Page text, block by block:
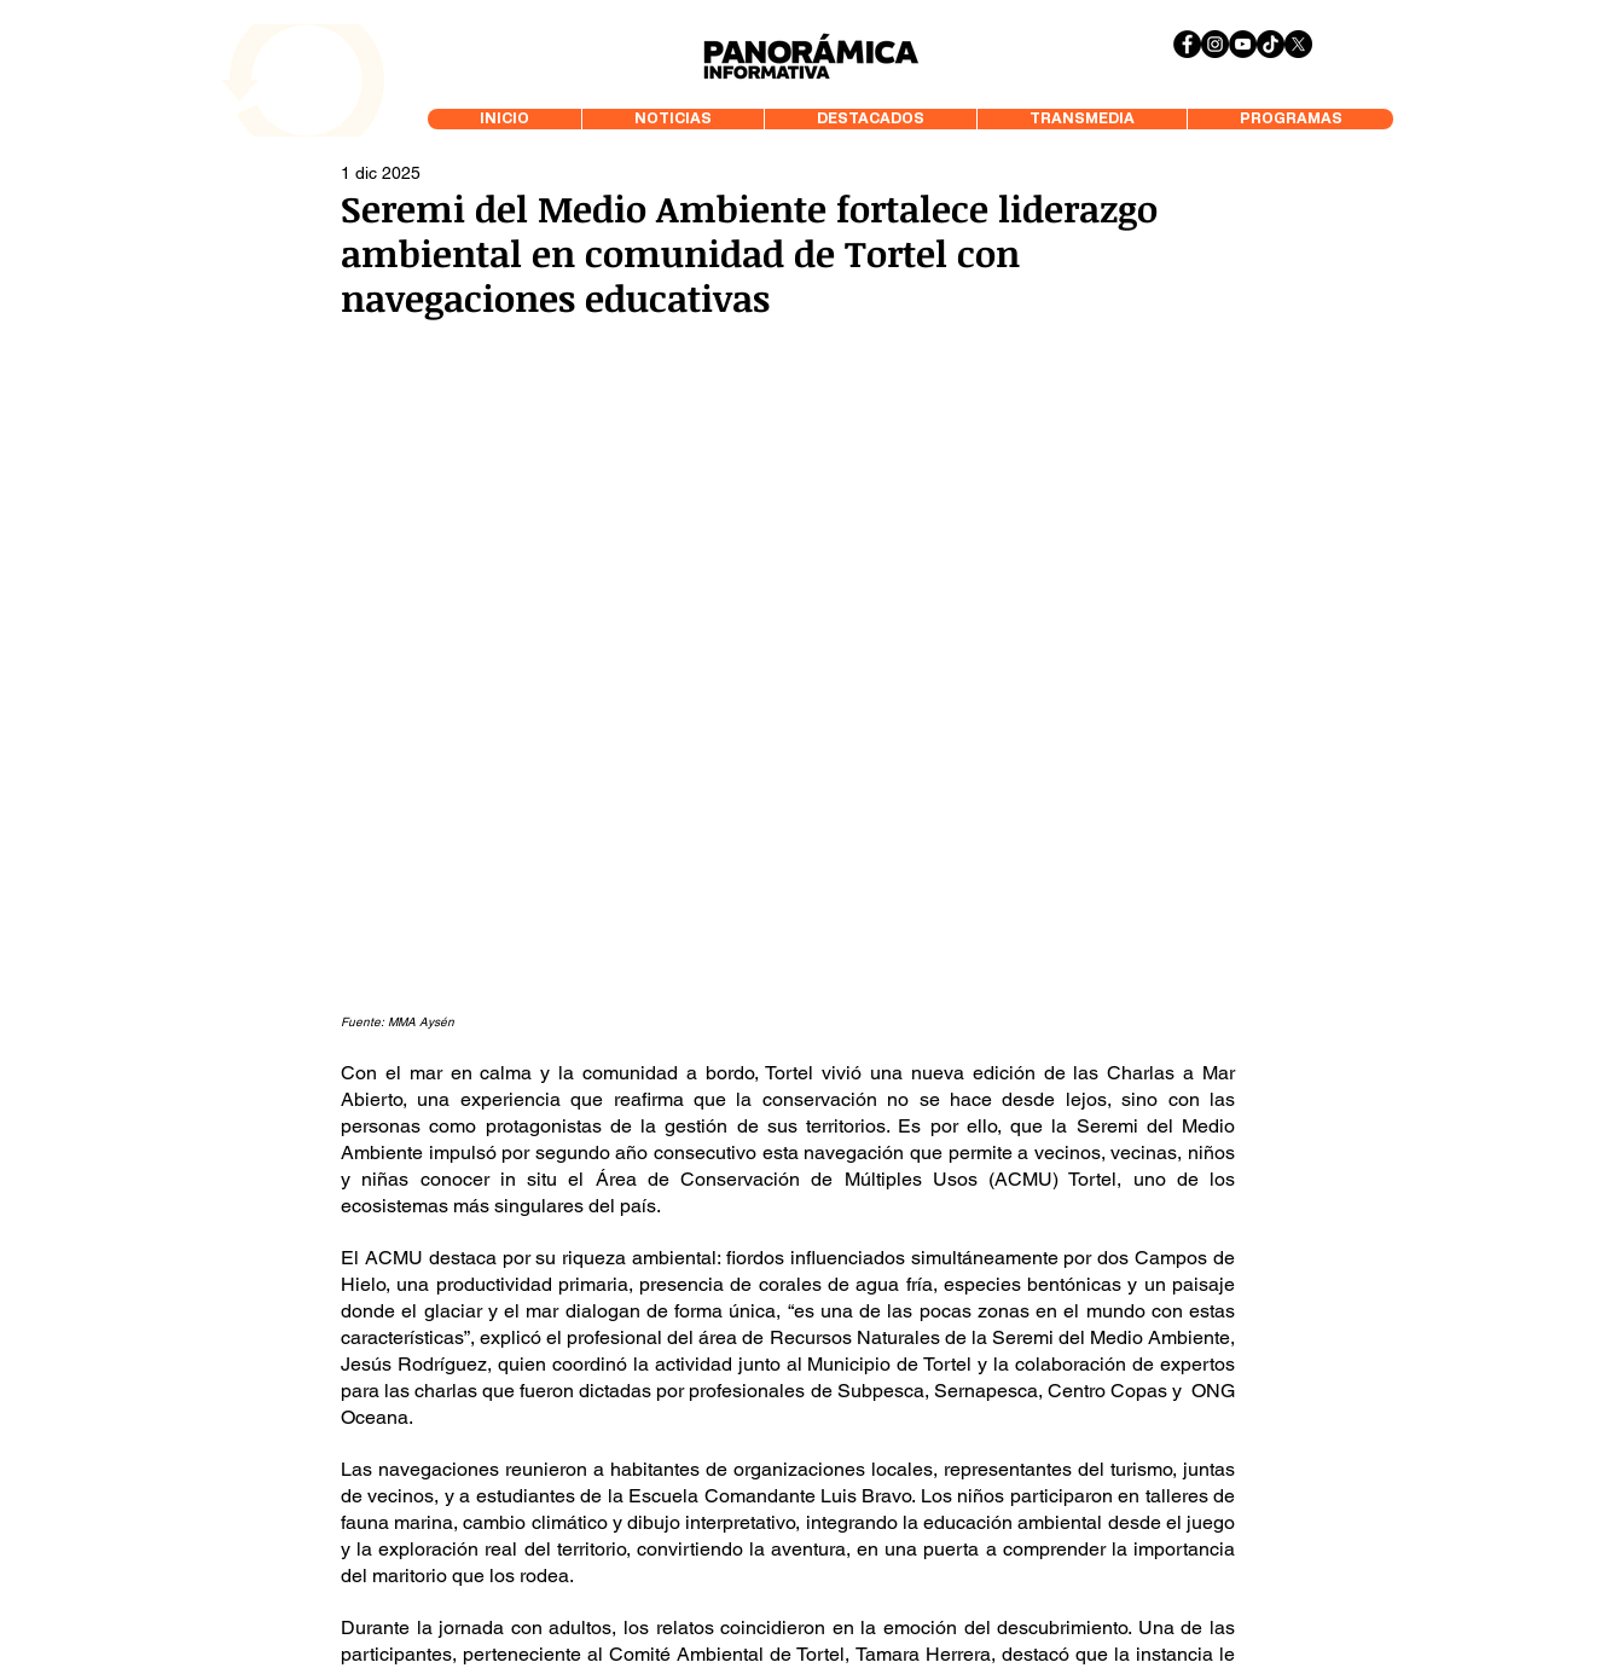
INICIO NOTICIAS DESTACADOS TRANSMEDIA PROGRAMAS
Seremi del Medio Ambiente fortalece liderazgo
ambiental en comunidad de Tortel con
navegaciones educativas
1 dic 2025
Fuente: MMA Aysén
Con el mar en calma y la comunidad a bordo, Tortel vivió una nueva edición de las Charlas a Mar
Abierto, una experiencia que reafirma que la conservación no se hace desde lejos, sino con las
personas como protagonistas de la gestión de sus territorios. Es por ello, que la Seremi del Medio
Ambiente impulsó por segundo año consecutivo esta navegación que permite a vecinos, vecinas, niños
y niñas conocer in situ el Área de Conservación de Múltiples Usos (ACMU) Tortel, uno de los
ecosistemas más singulares del país.
El ACMU destaca por su riqueza ambiental: fiordos influenciados simultáneamente por dos Campos de
Hielo, una productividad primaria, presencia de corales de agua fría, especies bentónicas y un paisaje
donde el glaciar y el mar dialogan de forma única, “es una de las pocas zonas en el mundo con estas
características”, explicó el profesional del área de Recursos Naturales de la Seremi del Medio Ambiente,
Jesús Rodríguez, quien coordinó la actividad junto al Municipio de Tortel y la colaboración de expertos
para las charlas que fueron dictadas por profesionales de Subpesca, Sernapesca, Centro Copas y  ONG
Oceana.
Las navegaciones reunieron a habitantes de organizaciones locales, representantes del turismo, juntas
de vecinos, y a estudiantes de la Escuela Comandante Luis Bravo. Los niños participaron en talleres de
fauna marina, cambio climático y dibujo interpretativo, integrando la educación ambiental desde el juego
y la exploración real del territorio, convirtiendo la aventura, en una puerta a comprender la importancia
del maritorio que los rodea.
Durante la jornada con adultos, los relatos coincidieron en la emoción del descubrimiento. Una de las
participantes, perteneciente al Comité Ambiental de Tortel, Tamara Herrera, destacó que la instancia le